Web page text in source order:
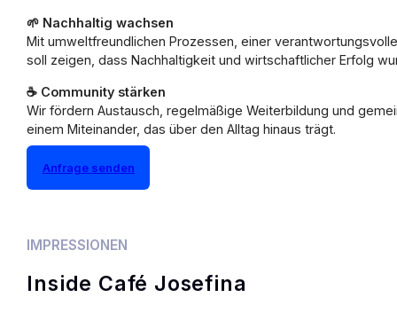
🌱 Nachhaltig wachsen
Mit umweltfreundlichen Prozessen, einer
soll zeigen, dass Nachhaltigkeit und wirtschaftlicher Erfolg
☕ Community stärken
Wir fördern Austausch, regelmäßige Weiterbildung und
einem Miteinander, das über den Alltag hinaus trägt.
Anfrage senden
IMPRESSIONEN
Inside Café Josefina